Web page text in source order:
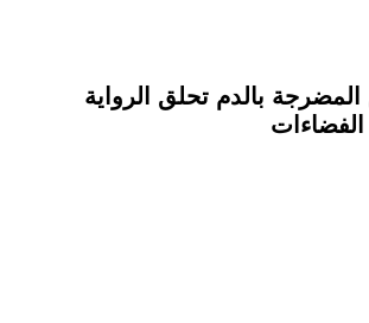
بالدم تحلق الرواية